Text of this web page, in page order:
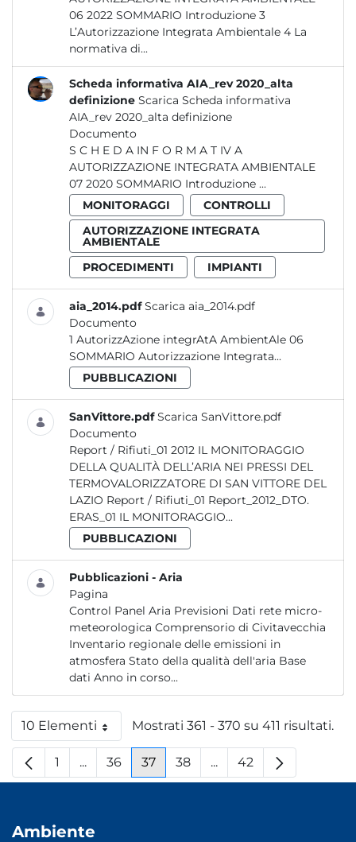
06 2022 SOMMARIO Introduzione 3
L’Autorizzazione Integrata Ambientale 4 La
normativa di...
Scheda informativa AIA_rev 2020_alta
definizione Scarica Scheda informativa
AIA_rev 2020_alta definizione
Documento
S C H E D A IN F O R M A T IV A
AUTORIZZAZIONE INTEGRATA AMBIENTALE
07 2020 SOMMARIO Introduzione ...
MONITORAGGI
CONTROLLI
AUTORIZZAZIONE INTEGRATA
AMBIENTALE
PROCEDIMENTI
IMPIANTI
aia_2014.pdf Scarica aia_2014.pdf
Documento
1 AutorizzAzione integrAtA AmbientAle 06
SOMMARIO Autorizzazione Integrata...
PUBBLICAZIONI
SanVittore.pdf Scarica SanVittore.pdf
Documento
Report / Rifiuti_01 2012 IL MONITORAGGIO
DELLA QUALITÀ DELL’ARIA NEI PRESSI DEL
TERMOVALORIZZATORE DI SAN VITTORE DEL
LAZIO Report / Rifiuti_01 Report_2012_DTO.
ERAS_01 IL MONITORAGGIO...
PUBBLICAZIONI
Pubblicazioni - Aria
Pagina
Control Panel Aria Previsioni Dati rete micro-
meteorologica Comprensorio di Civitavecchia
Inventario regionale delle emissioni in
atmosfera Stato della qualità dell'aria Base
dati Anno in corso...
10 ElementiPer paginaMostrati 361 - 370 su 411 risultati.
Pagina
1 ...Pagine intermedie
Pagina
36 Pagina
37 Pagina
38 ...Pagine intermedie
Pagina
42
Ambiente